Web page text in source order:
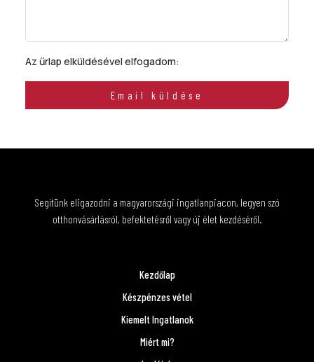
Az űrlap elküldésével elfogadom:
Email küldése
Segítünk eligazodni a magyarországi ingatlanpiacon, legyen szó
otthonvásárlásról, befektetésről vagy új élet kezdéséről.
Kezdőlap
Készpénzes vétel
Kiemelt Ingatlanok
Miért mi?